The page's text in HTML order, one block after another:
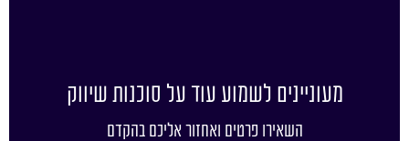
מעוניינים לשמוע עוד על סוכנות שיווק
השאירו פרטים ואחזור אליכם בהקדם